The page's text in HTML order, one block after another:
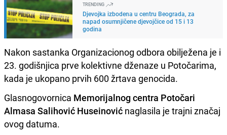
TRENDING
Djevojka izbodena u centru Beograda, za
napad osumnjičene djevojčice od 15 i 13
godina
Nakon sastanka Organizacionog odbora obilježena je i
23. godišnjica prve kolektivne dženaze u Potočarima,
kada je ukopano prvih 600 žrtava genocida.
Glasnogovornica Memorijalnog centra Potočari
Almasa Salihović Huseinović naglasila je trajni značaj
ovog datuma.